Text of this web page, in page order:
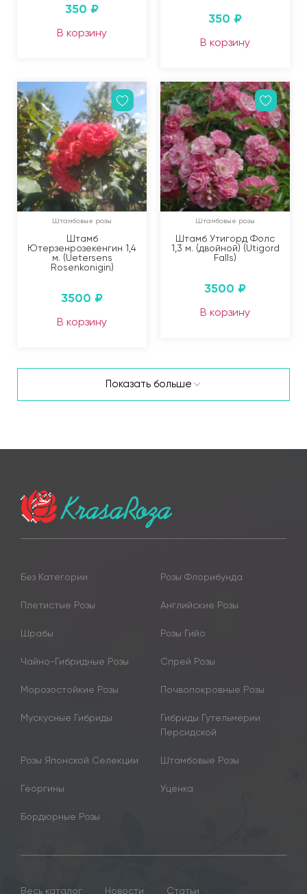
350 ₽
В корзину
350 ₽
В корзину
Штамбовые розы
Штамб
Ютерзенрозекенгин 1,4
м. (Uetersens
Rosenkonigin)
3500 ₽
В корзину
Штамбовые розы
Штамб Утигорд Фолс
1,3 м. (двойной) (Utigord
Falls)
3500 ₽
В корзину
Показать больше
Без Категории Розы Флорибунда
Плетистые Розы Английские Розы
Шрабы Розы Гийо
Чайно-Гибридные Розы Спрей Розы
Морозостойкие Розы Почвопокровные Розы
Мускусные Гибриды
Гибриды Гутельмерии
Персидской
Розы Японской Селекции Штамбовые Розы
Георгины Уценка
Бордюрные Розы
Весь каталог Новости Статьи